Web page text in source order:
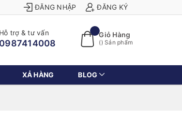
ĐĂNG NHẬP ĐĂNG KÝ
Hỗ trợ & tư vấn
0987414008
Giỏ Hàng
() Sản phẩm
XẢ HÀNG BLOG